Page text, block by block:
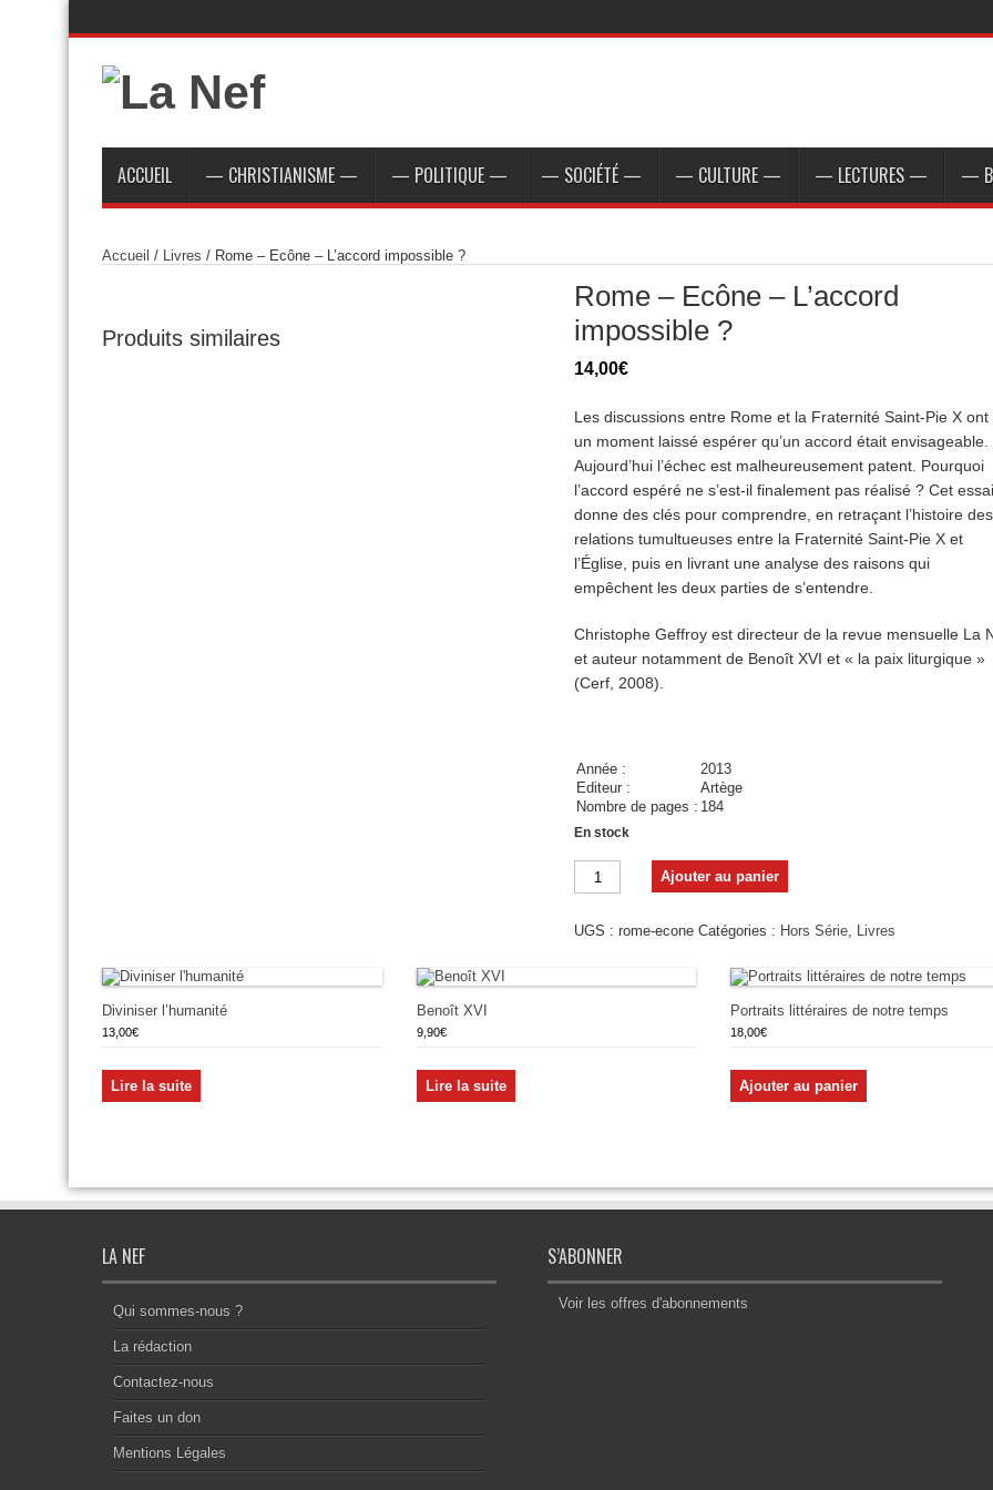
ACCUEIL — CHRISTIANISME — — POLITIQUE — — SOCIÉTÉ — — CULTURE — — LECTURES — —
Accueil / Livres / Rome – Ecône – L’accord impossible ?
Rome – Ecône – L’accord
impossible ?
14,00€
Les discussions entre Rome et la Fraternité Saint-Pie X ont
un moment laissé espérer qu’un accord était envisageable.
Aujourd’hui l’échec est malheureusement patent. Pourquoi
l’accord espéré ne s’est-il finalement pas réalisé ? Cet essai
donne des clés pour comprendre, en retraçant l’histoire des
relations tumultueuses entre la Fraternité Saint-Pie X et
l’Église, puis en livrant une analyse des raisons qui
empêchent les deux parties de s’entendre.
Christophe Geffroy est directeur de la revue mensuelle La
et auteur notamment de Benoît XVI et « la paix liturgique »
(Cerf, 2008).
Année :
2013
Editeur :
Artège
Nombre de pages : 184
En stock
quantité
Ecône
impossible
Ajouter au panier
UGS :rome-econe Catégories : Hors Série, Livres
Produits similaires
Diviniser l’humanité
13,00€
Lire la suite
Benoît XVI
9,90€
Lire la suite
Portraits littéraires de notre temps
18,00€
Ajouter au panier
LA NEF
Qui sommes-nous ?
La rédaction
Contactez-nous
Faites un don
Mentions Légales
S’ABONNER
Voir les offres d'abonnements